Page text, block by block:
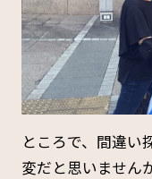
ところで、間違い
変だと思いません